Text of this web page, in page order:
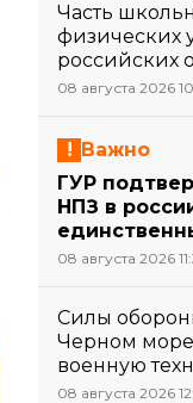
Часть
физических
российских
08 августа 2026
Важно
ГУР
НПЗ в
08 августа 2026
Силы
Черном
военную
08 августа 2026